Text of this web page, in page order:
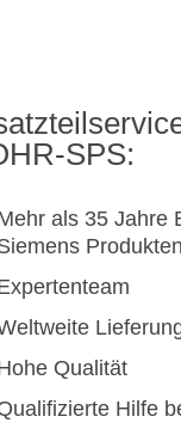
SPS:
als 35 Jahre
Produkten
Qualität
Hilfe